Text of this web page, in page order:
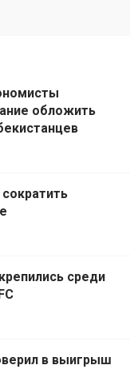
обложить
среди
в выигрыш